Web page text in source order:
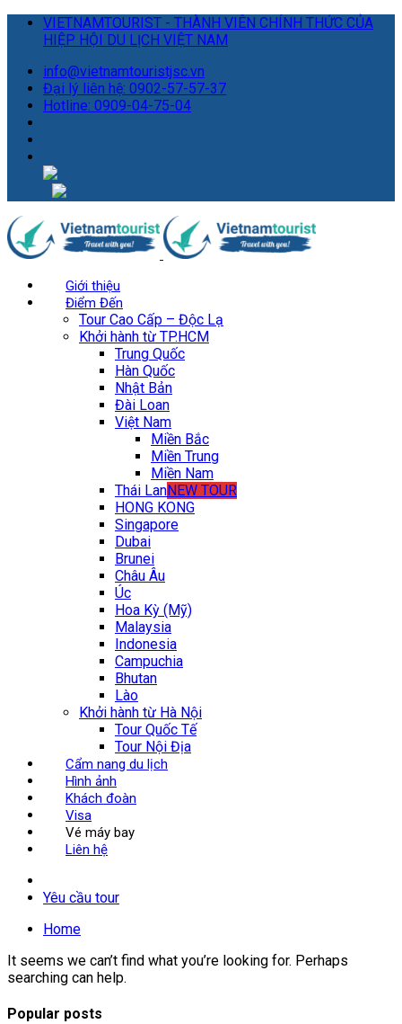
VIETNAMTOURIST - THÀNH VIÊN CHÍNH THỨC CỦA
HIỆP HỘI DU LỊCH VIỆT NAM
info@vietnamtouristjsc.vn
Đại lý liên hệ: 0902-57-57-37
Hotline: 0909-04-75-04
Giới thiệu
Điểm Đến
Tour Cao Cấp – Độc Lạ
Khởi hành từ TP.HCM
Trung Quốc
Hàn Quốc
Nhật Bản
Đài Loan
Việt Nam
Miền Bắc
Miền Trung
Miền Nam
Thái LanNEW TOUR
HONG KONG
Singapore
Dubai
Brunei
Châu Âu
Úc
Hoa Kỳ (Mỹ)
Malaysia
Indonesia
Campuchia
Bhutan
Lào
Khởi hành từ Hà Nội
Tour Quốc Tế
Tour Nội Địa
Cẩm nang du lịch
Hình ảnh
Khách đoàn
Visa
Vé máy bay
Liên hệ
Yêu cầu tour
Home
It seems we can’t find what you’re looking for. Perhaps
searching can help.
Popular posts